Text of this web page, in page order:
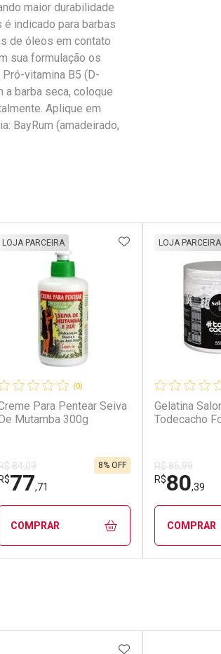
maior durabilidade
indicado para barbas
de óleos em contato
sua formulação os
vitamina B5 (D-
a barba seca, coloque
Aplique em
BayRum (amadeirado,
AOS FAVORITOS
(0)
Para Pentear Seiva
Mutamba 300g
LOJA PARCEIRA
84,09
R$77,71
8% OFF
ADICIONAR AOS
COMPRAR
Gelatina
Todecacho
LOJA PARCEIRA
R$ 86,99
R$80,39
COMPRAR
AOS FAVORITOSADICIONAR AOS